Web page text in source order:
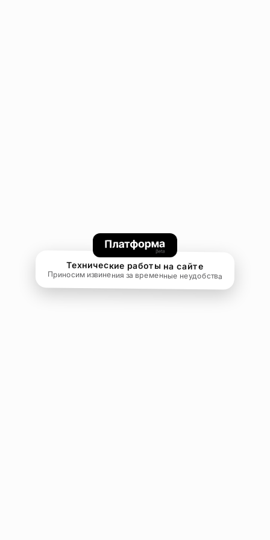
Технические работы на сайте
Приносим извинения за временные неудобства